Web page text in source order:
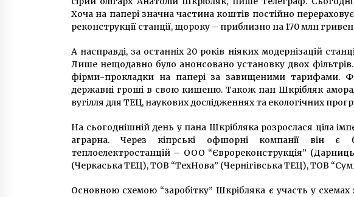
Хоча на папері значна частина коштів постійно
реконструкції станції, щороку – приблизно на 170 млн
А насправді, за останніх 20 років ніяких модернізацій
Лише нещодавно було анонсовано установку двох
фірми-прокладки на папері за завищеними тарифами.
державні гроші в свою кишеню. Також пан Шкрібляк
вугілля для ТЕЦ, наукових дослідженнях та екологічних
На сьогоднішній день у пана Шкрібляка розрослася ціла
аграрна. Через кіпрські офшорні компанії він є
теплоелектростанцій – ООО “Єврореконструкція”
(Черкаська ТЕЦ), ТОВ “ТехНова” (Чернігівська ТЕЦ), ТОВ
Основною схемою “заробітку” Шкрібляка є участь у схемах